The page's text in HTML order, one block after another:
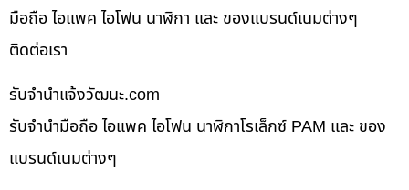
มือถือ ไอแพค ไอโฟน นาฬิกา และ ของแบรนด์เนมต่างๆ
ติดต่อเรา
รับจํานําแจ้งวัฒนะ.com
รับจำนำมือถือ ไอแพค ไอโฟน นาฬิกาโรเล็กซ์ PAM และ ของ
แบรนด์เนมต่างๆ